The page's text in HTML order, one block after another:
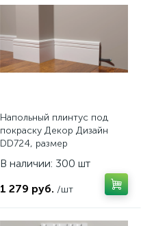
Напольный плинтус под
покраску Декор Дизайн
DD724, размер
В наличии: 300 шт
1 279 руб. /шт